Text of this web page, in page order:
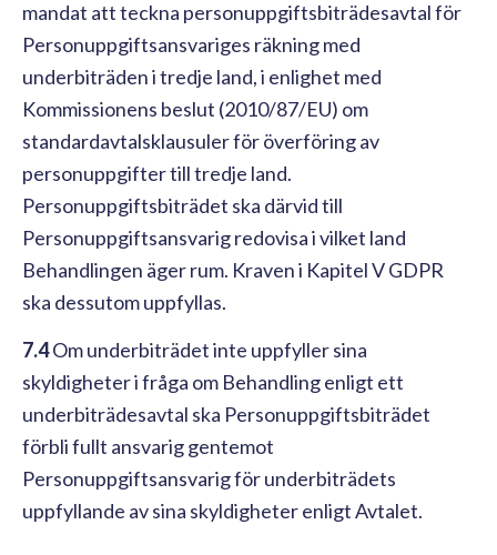
mandat att teckna personuppgiftsbiträdesavtal för
Personuppgiftsansvariges räkning med
underbiträden i tredje land, i enlighet med
Kommissionens beslut (2010/87/EU) om
standardavtalsklausuler för överföring av
personuppgifter till tredje land.
Personuppgiftsbiträdet ska därvid till
Personuppgiftsansvarig redovisa i vilket land
Behandlingen äger rum. Kraven i Kapitel V GDPR
ska dessutom uppfyllas.
7.4Om underbiträdet inte uppfyller sina
skyldigheter i fråga om Behandling enligt ett
underbiträdesavtal ska Personuppgiftsbiträdet
förbli fullt ansvarig gentemot
Personuppgiftsansvarig för underbiträdets
uppfyllande av sina skyldigheter enligt Avtalet.